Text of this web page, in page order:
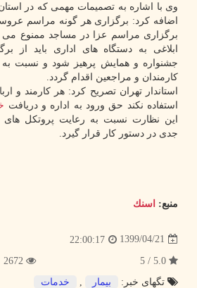
وی با اشاره به تصمیمات مهمی که در
اضافه کرد: برگزاری هر گونه مراسم
برگزاری مراسم عزا در مساجد ممنوع می
ابلاغی به دستگاه های اداری باید از
جشنواره و همایش پرهیز شود و نسبت به
کارمندان و مراجعین اقدام گردد.
استاندار تهران تصریح کرد: هر کارمند و
استفاده نکند حق ورود به اداره و دریافت
این نظارت نسبت به رعایت پروتکل های
جدی در دستور کار قرار گیرد.
منبع: اسنك
1399/04/21
22:00:17
تگهای خبر:
بیمار خدمات